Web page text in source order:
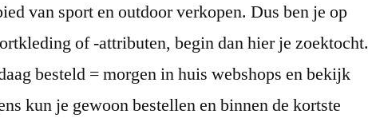
van sport en outdoor verkopen. Dus ben je op
of -attributen, begin dan hier je zoektocht.
besteld = morgen in huis webshops en bekijk
kun je gewoon bestellen en binnen de kortste